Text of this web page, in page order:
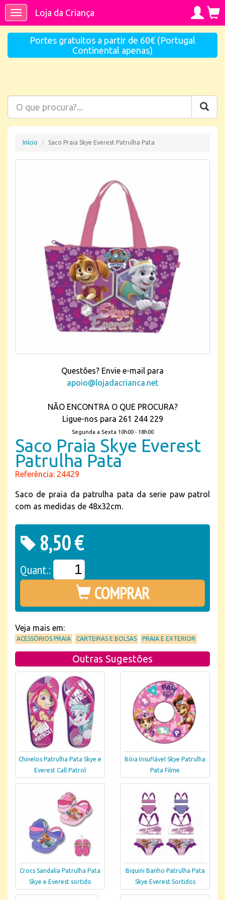
ToggleLoja da Criança
Portes gratuitos a partir de 60€ (Portugal
Continental apenas)
Início Saco Praia Skye Everest Patrulha Pata
Questões? Envie e-mail para
apoio@lojadacrianca.net
NÃO ENCONTRA O QUE PROCURA?
Ligue-nos para 261 244 229
Segunda a Sexta 10h00 - 18h00
Saco Praia Skye Everest
Patrulha Pata
Referência: 24429
Saco de praia da patrulha pata da serie paw patrol
com as medidas de 48x32cm.
8,50 €
Quant.:
COMPRAR
Veja mais em:
ACESSÓRIOS PRAIA CARTEIRAS E BOLSAS PRAIA E EXTERIOR
Outras Sugestões
Chinelos Patrulha Pata Skye e
Everest Call Patrol
Bóia Insuflável Skye Patrulha
Pata Filme
Crocs Sandalia Patrulha Pata
Skye e Everest sortido
Biquini Banho Patrulha Pata
Skye Everest Sortidos